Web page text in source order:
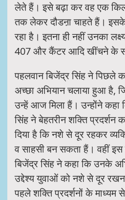
लेते हैं। इसे बढ़ा कर वह एक
तक लेकर दौडऩा चाहते हैं।
रहा है। इतना ही नहीं उनका
407 और कैंटर आदि खींचने के
पहलवान बिजेंद्र सिंह ने पिछले
अच्छा अभियान चलाया हुआ है,
उन्हें आज मिला हैं। उन्होंने कहा
सिंह ने बेहतरीन शक्ति प्रदर्शन
दिया है कि नशे से दूर रहकर
व साहसी बन सकता हैं। वहीं
बिजेंद्र सिंह ने कहा कि उनके
उद्देश्य युवाओं को नशे से दूर
पहले शक्ति प्रदर्शनों के